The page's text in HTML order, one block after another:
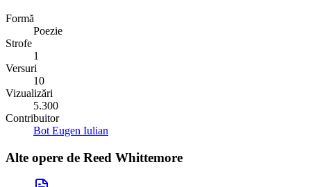
Formă
Poezie
Strofe
1
Versuri
10
Vizualizări
5.300
Contribuitor
Bot Eugen Iulian
Alte opere de Reed Whittemore